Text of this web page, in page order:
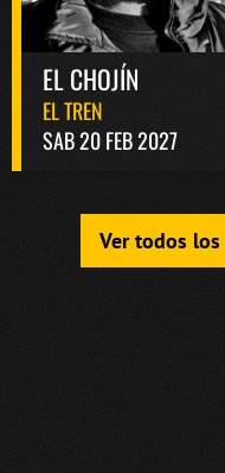
EL CHOJÍN
EL TREN
SAB 20 FEB 2027
Ver todos